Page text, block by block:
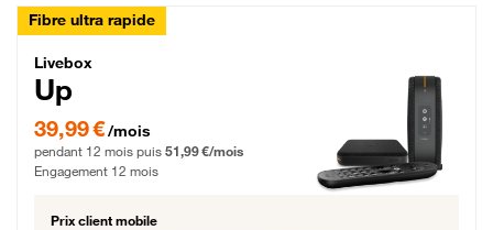
Fibre ultra rapide
Livebox Up Fibre
Livebox
Up
39,99 € par mois pendant 12 mois puis 51,99 € par mois, Engagement 12 mois
39,99 €/mois
pendant 12 mois puis 51,99 €/mois
Engagement 12 mois
Prix client mobile